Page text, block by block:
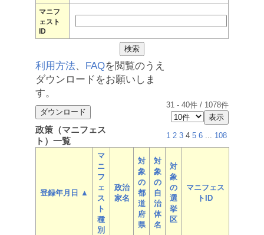
マニフ
ェスト
ID
利用方法、 FAQを閲覧のうえ
ダウンロードをお願いしま
す。
31 - 40件 / 1078件
政策（マニフェス
ト）一覧
1 2 3 4 5 6 ... 108
登録年月日 ▲
マ
ニ
フ
ェ
ス
ト
種
別
政治
家名
対
象
の
都
道
府
県
対
象
の
自
治
体
名
対
象
の
選
挙
区
マニフェス
トID